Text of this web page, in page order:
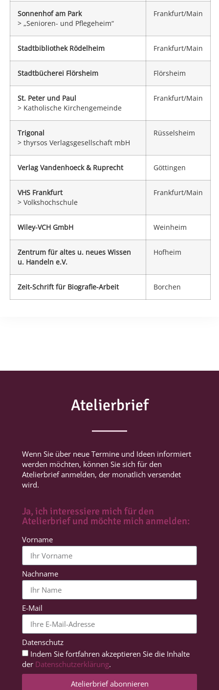
Sonnenhof am Park
> „Senioren- und Pflegeheim“
Frankfurt/Main
Stadtbibliothek Rödelheim Frankfurt/Main
Stadtbücherei Flörsheim Flörsheim
St. Peter und Paul
> Katholische Kirchengemeinde
Frankfurt/Main
Trigonal
> thyrsos Verlagsgesellschaft mbH
Rüsselsheim
Verlag Vandenhoeck & Ruprecht Göttingen
VHS Frankfurt
> Volkshochschule
Frankfurt/Main
Wiley-VCH GmbH Weinheim
Zentrum für altes u. neues Wissen
u. Handeln e.V.
Hofheim
Zeit-Schrift für Biografie-Arbeit Borchen
Atelierbrief
Wenn Sie über neue Termine und Ideen informiert
werden möchten, können Sie sich für den
Atelierbrief anmelden, der monatlich versendet
wird.
Ja, ich interessiere mich für den
Atelierbrief und möchte mich anmelden:
Vorname
Nachname
E-Mail
Datenschutz
Indem Sie fortfahren akzeptieren Sie die Inhalte
der Datenschutzerklärung.
Atelierbrief abonnieren